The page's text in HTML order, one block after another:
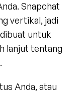
Snapchat
vertikal, jadi
untuk
lanjut tentang
Anda, atau